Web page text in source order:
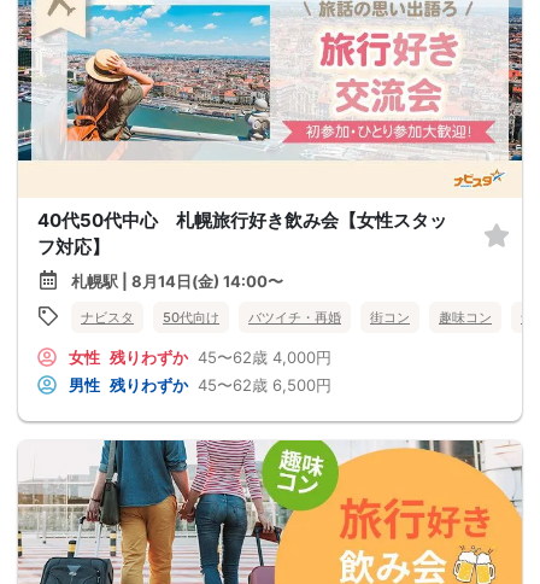
40代50代中心 札幌旅行好き飲み会【女性スタッ
フ対応】
札幌駅 | 8月14日(金) 14:00〜
ナビスタ 50代向け バツイチ・再婚 街コン 趣味コン 食
女性 残りわずか 45〜62歳 4,000円
男性 残りわずか 45〜62歳 6,500円